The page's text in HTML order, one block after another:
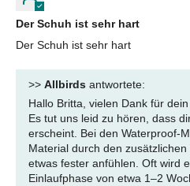
Der Schuh ist sehr hart
Der Schuh ist sehr hart
>> Allbirds antwortete:
Hallo Britta, vielen Dank für
Es tut uns leid zu hören, dass
erscheint. Bei den Waterproof-
Material durch den
etwas fester anfühlen. Oft wird
Einlaufphase von etwa 1–2